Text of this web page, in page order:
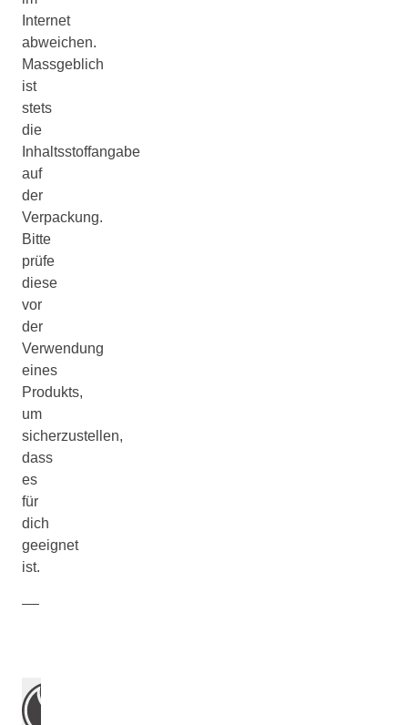
Internet
abweichen.
Massgeblich
ist
stets
die
Inhaltsstoffangabe
auf
der
Verpackung.
Bitte
prüfe
diese
vor
der
Verwendung
eines
Produkts,
um
sicherzustellen,
dass
es
für
dich
geeignet
ist.